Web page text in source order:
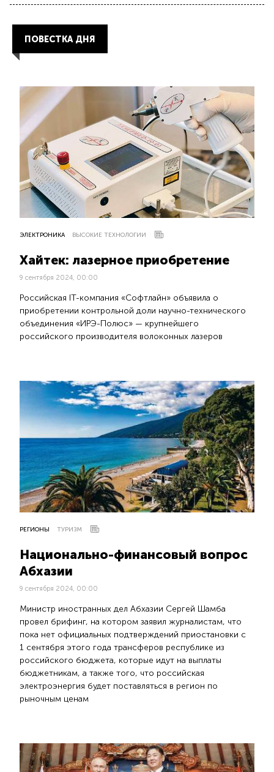
ПОВЕСТКА ДНЯ
ЭЛЕКТРОНИКА ВЫСОКИЕ ТЕХНОЛОГИИ
Хайтек: лазерное приобретение
9 сентября 2024, 00:00
Российская IT-компания «Софтлайн» объявила о
приобретении контрольной доли научно-технического
объединения «ИРЭ-Полюс» — крупнейшего
российского производителя волоконных лазеров
РЕГИОНЫ ТУРИЗМ
Национально-финансовый вопрос
Абхазии
9 сентября 2024, 00:00
Министр иностранных дел Абхазии Сергей Шамба
провел брифинг, на котором заявил журналистам, что
пока нет официальных подтверждений приостановки с
1 сентября этого года трансферов республике из
российского бюджета, которые идут на выплаты
бюджетникам, а также того, что российская
электроэнергия будет поставляться в регион по
рыночным ценам